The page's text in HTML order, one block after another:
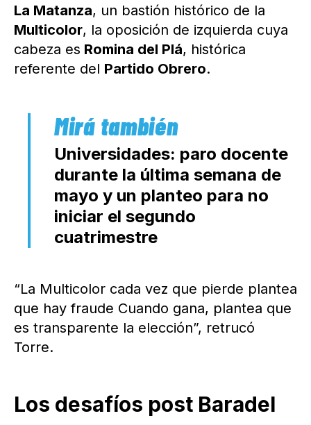
La Matanza, un bastión histórico de la
Multicolor, la oposición de izquierda cuya
cabeza es Romina del Plá, histórica
referente del Partido Obrero.
Universidades: paro docente
durante la última semana de
mayo y un planteo para no
iniciar el segundo
cuatrimestre
“La Multicolor cada vez que pierde plantea
que hay fraude Cuando gana, plantea que
es transparente la elección”, retrucó
Torre.
Los desafíos post Baradel